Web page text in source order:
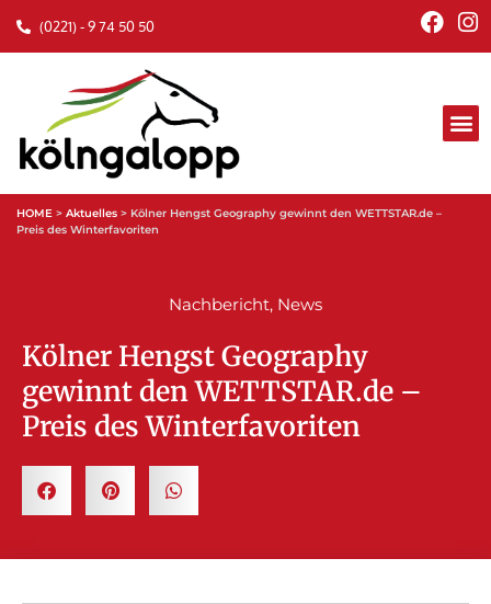
(0221) - 9 74 50 50
HOME > Aktuelles > Kölner Hengst Geography gewinnt den WETTSTAR.de –
Preis des Winterfavoriten
Nachbericht, News
Kölner Hengst Geography
gewinnt den WETTSTAR.de –
Preis des Winterfavoriten